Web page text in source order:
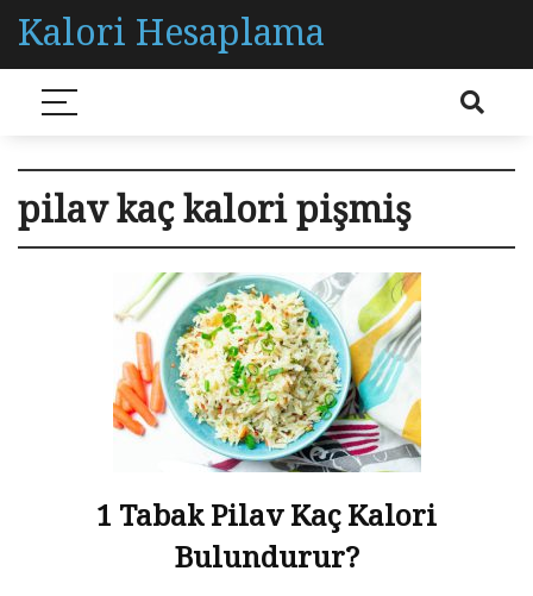
Kalori Hesaplama
pilav kaç kalori pişmiş
1 Tabak Pilav Kaç Kalori
Bulundurur?